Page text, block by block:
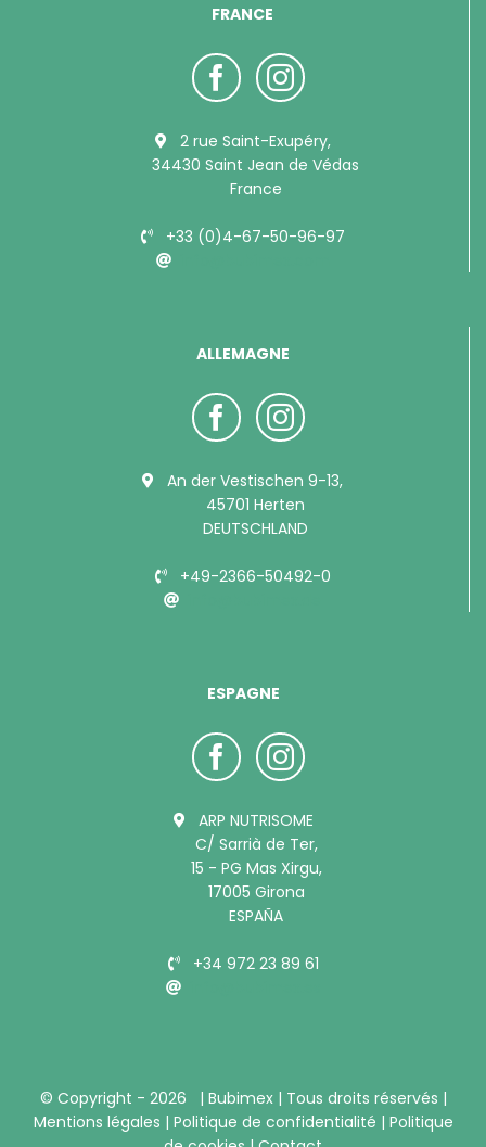
FRANCE
2 rue Saint-Exupéry,
34430 Saint Jean de Védas
France
+33 (0)4-67-50-96-97
ALLEMAGNE
An der Vestischen 9-13,
45701 Herten
DEUTSCHLAND
+49-2366-50492-0
ESPAGNE
ARP NUTRISOME
C/ Sarrià de Ter,
15 - PG Mas Xirgu,
17005 Girona
ESPAÑA
+34 972 23 89 61
© Copyright - 2026 | Bubimex | Tous droits réservés |
Mentions légales | Politique de confidentialité | Politique